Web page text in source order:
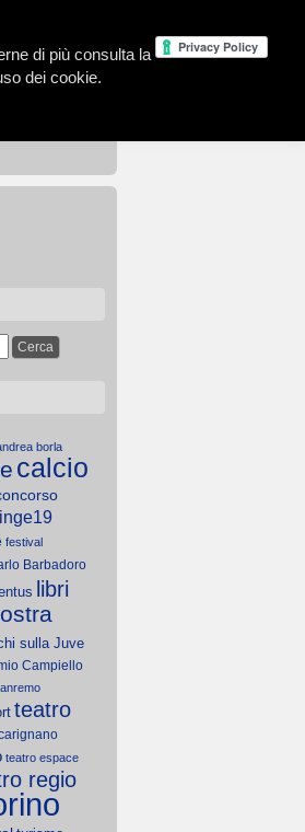
borla
calcio
festival
Barbadoro
libri
sulla Juve
Campiello
teatro
teatro espace
regio
di più consulta la
dei cookie.